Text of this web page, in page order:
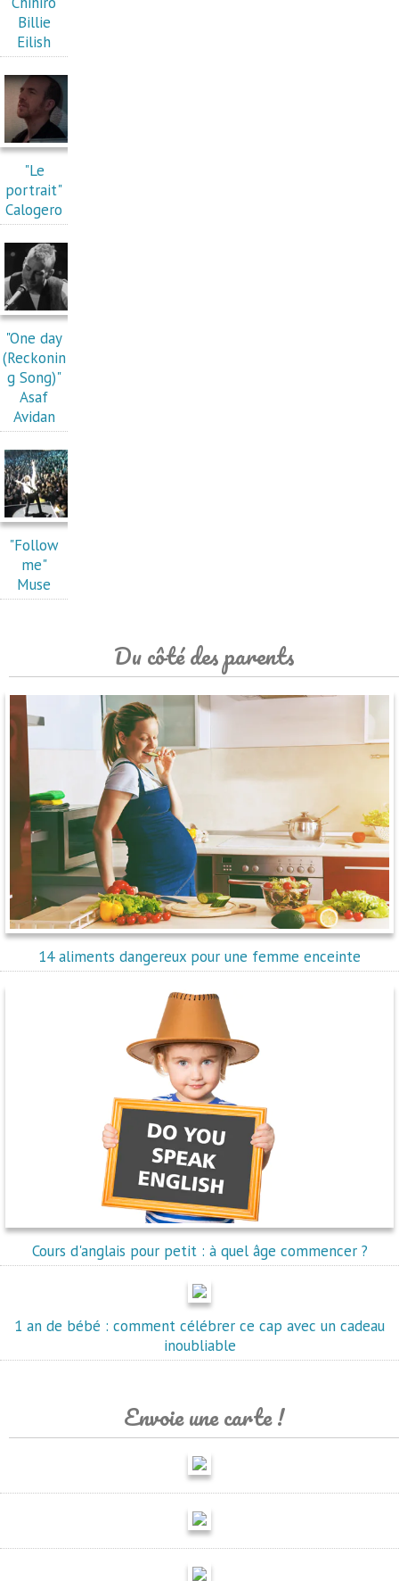
Billie
Eilish
"Le
portrait"
Calogero
"One day
(Reckonin
g Song)"
Asaf
Avidan
"Follow
me"
Muse
Du côté des parents
14 aliments dangereux pour une femme enceinte
Cours d'anglais pour petit : à quel âge commencer ?
1 an de bébé : comment célébrer ce cap avec un cadeau
inoubliable
Envoie une carte !